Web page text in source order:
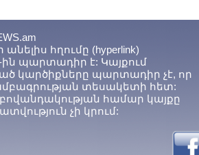
հղումը (hyperlink)
ին պարտադիր է: Կայքում
կարծիքները պարտադիր չէ, որ
տեսակետի հետ:
համար կայքը
չի կրում: